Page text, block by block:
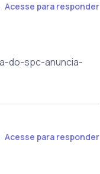
Acesse para responder
do-spc-anuncia-
Acesse para responder